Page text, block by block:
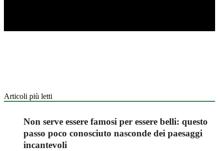
Articoli più letti
Non serve essere famosi per essere belli: questo
passo poco conosciuto nasconde dei paesaggi
incantevoli